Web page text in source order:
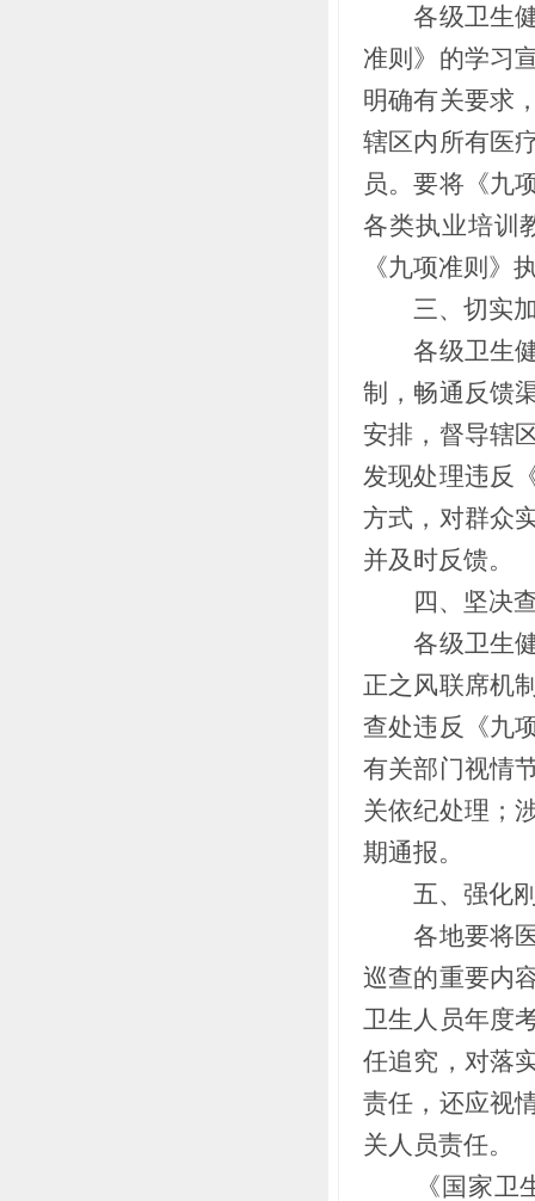
各级卫生健
准则》的学习
明确有关要求
辖区内所有医
员。要将《九
各类执业培训
《九项准则》
三、切实加
各级卫生健
制，畅通反馈
安排，督导辖
发现处理违反
方式，对群众
并及时反馈。
四、坚决查
各级卫生健
正之风联席机
查处违反《九
有关部门视情
关依纪处理；
期通报。
五、强化刚
各地要将医
巡查的重要内
卫生人员年度
任追究，对落
责任，还应视
关人员责任。
《国家卫生